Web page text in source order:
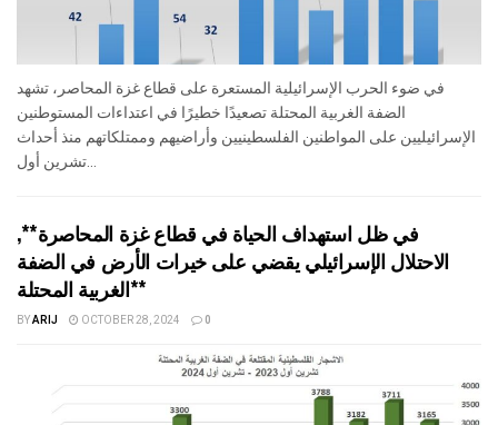
في ضوء الحرب الإسرائيلية المستعرة على قطاع غزة المحاصر، تشهد
الضفة الغربية المحتلة تصعيدًا خطيرًا في اعتداءات المستوطنين
الإسرائيليين على المواطنين الفلسطينيين وأراضيهم وممتلكاتهم منذ أحداث
تشرين أول...
في ظل استهداف الحياة في قطاع غزة المحاصرة**,
الاحتلال الإسرائيلي يقضي على خيرات الأرض في الضفة
الغربية المحتلة**
BYARIJ OCTOBER 28, 2024 0